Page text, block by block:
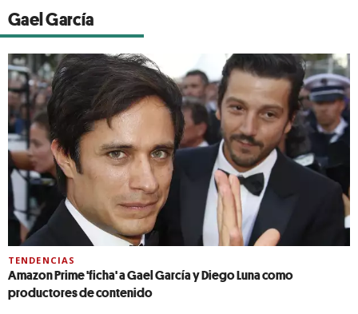
Gael García
TENDENCIAS
Amazon Prime 'ficha' a Gael García y Diego Luna como
productores de contenido